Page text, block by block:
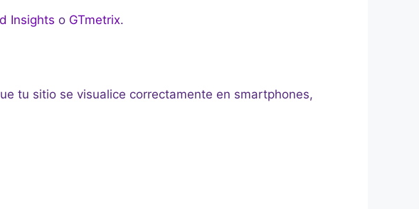
Insights o GTmetrix.
tu sitio se visualice correctamente en smartphones,